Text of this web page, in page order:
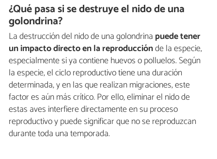
¿Qué pasa si se destruye el nido de una
golondrina?
La destrucción del nido de una golondrina puede tener
un impacto directo en la reproducciónde la especie,
especialmente si ya contiene huevos o polluelos. Según
la especie, el ciclo reproductivo tiene una duración
determinada, y en las que realizan migraciones, este
factor es aún más crítico. Por ello, eliminar el nido de
estas aves interfiere directamente en su proceso
reproductivo y puede significar que no se reproduzcan
durante toda una temporada.